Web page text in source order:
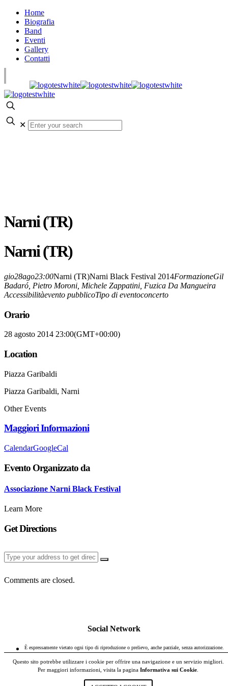
Questo sito potrebbe utilizzare i cookie per offrire una navigazione e un servizio migliori.
Per maggiori informazioni, visita la pagina Informativa sui Cookie
Home
Biografia
Band
Eventi
Gallery
Contatti
✕
Narni (TR)
Narni (TR)
gio28ago23:00Narni (TR)Narni Black Festival 2014FormazioneGil
Badaró, Pietro Moroni, Michele Zappatini, Fuzica Da Mangueira
Accessibilitàevento pubblicoTipo di eventoconcerto
Orario
28 agosto 2014 23:00(GMT+00:00)
Location
Piazza Garibaldi
Piazza Garibaldi, Narni
Other Events
Maggiori Informazioni
CalendarGoogleCal
Evento Organizzato da
Associazione Narni Black Festival
Learn More
Get Directions
Comments are closed.
Social Network
È espressamente vietato ogni tipo di riproduzione o prelievo, anche parziale, senza autorizzazione.
Informativa sulla Privacy
POWERED BYSTUDIOTOPO